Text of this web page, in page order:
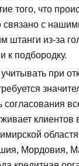
того, что
связано с
штанги из-за
к подбородку.
при
согласования
клиентов
Мордовия,